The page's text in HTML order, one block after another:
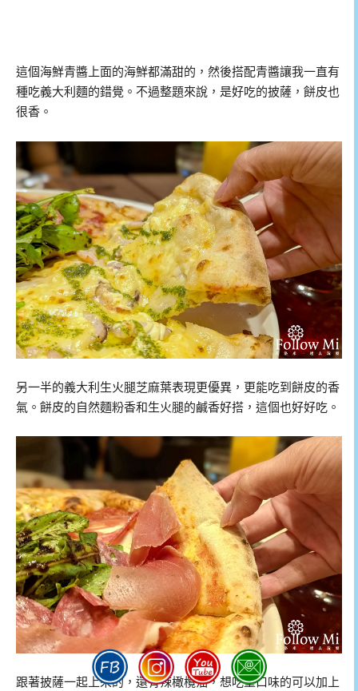
這個海鮮青醬上面的海鮮都滿甜的，然後搭配青醬讓我一直有
種吃義大利麵的錯覺。不過整題來說，是好吃的披薩，餅皮也
很香。
另一半的義大利生火腿芝麻葉表現更優異，更能吃到餅皮的香
氣。餅皮的自然麵粉香和生火腿的鹹香好搭，這個也好好吃。
跟著披薩一起上來的，還有辣橄欖油，想吃重口味的可以加上